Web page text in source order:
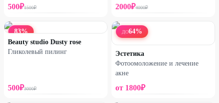
500₽1500₽ 2000₽4000₽
83%
Beauty studio Dusty rose
Гликолевый пилинг
500₽3000₽
ДО64%
Эстетика
Фотоомоложение и лечение
акне
от 1800₽